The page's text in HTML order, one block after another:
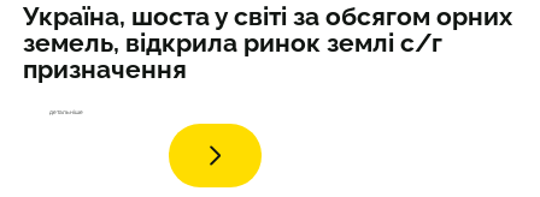
Україна, шоста у світі за обсягом орних
земель, відкрила ринок землі с/г
призначення
детальніше